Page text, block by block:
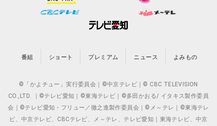
番組 ショート プレミアム ニュース よみもの
©「かよチュー」実行委員会｜©中京テレビ｜© CBC TELEVISION
CO.,LTD. ｜©テレビ愛知｜©東海テレビ｜©多田かおる/ イタキス製作委員
会｜©テレビ愛知・フリュー／徹之進製作委員会｜©メ～テレ｜©東海テレ
ビ、中京テレビ、CBCテレビ、メ～テレ、テレビ愛知｜東海テレビ、中京